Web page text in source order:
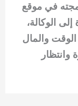
في موقع
الوكالة،
والمال